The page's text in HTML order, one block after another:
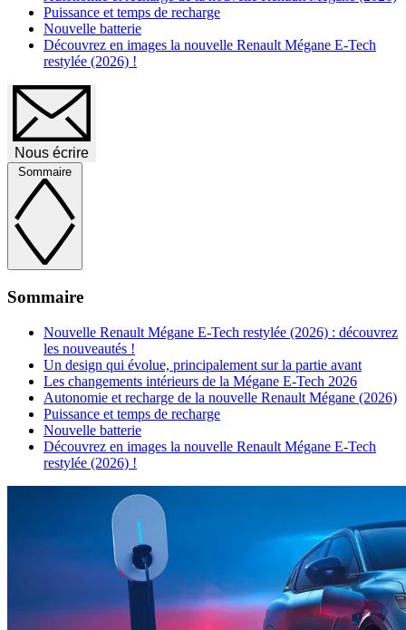
Puissance et temps de recharge
Nouvelle batterie
Découvrez en images la nouvelle Renault Mégane E-Tech
restylée (2026) !
Nous écrire
Sommaire
Sommaire
Nouvelle Renault Mégane E-Tech restylée (2026) : découvrez
les nouveautés !
Un design qui évolue, principalement sur la partie avant
Les changements intérieurs de la Mégane E-Tech 2026
Autonomie et recharge de la nouvelle Renault Mégane (2026)
Puissance et temps de recharge
Nouvelle batterie
Découvrez en images la nouvelle Renault Mégane E-Tech
restylée (2026) !